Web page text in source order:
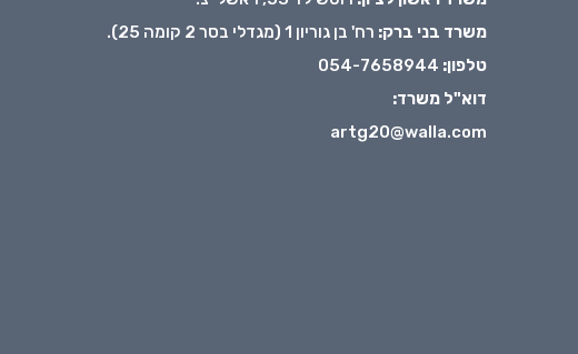
משרד בני ברק: רח' בן גוריון 1 (מגדלי בסר 2 קומה 25).
טלפון: 054-7658944
דוא"ל משרד:
artg20@walla.com